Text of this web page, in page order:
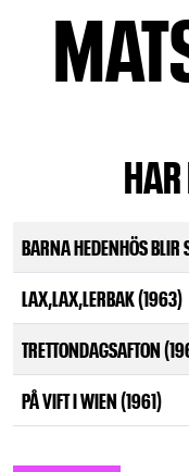
BARNA HEDENHÖS
LAX,LAX,LERBAK (1963)
TRETTONDAGSAFTON
PÅ VIFT I WIEN (1961)